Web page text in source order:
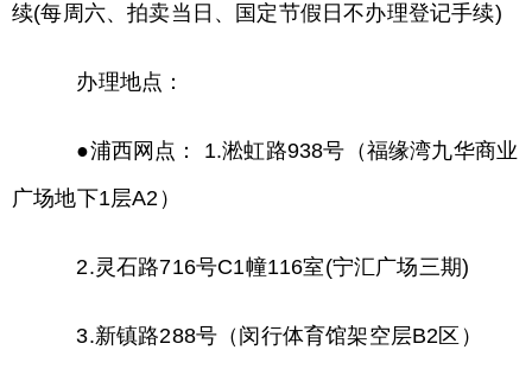
续(每周六、拍卖当日、国定节假日不办理登记手续)
办理地点：
●浦西网点： 1.淞虹路938号（福缘湾九华商业
广场地下1层A2）
2.灵石路716号C1幢116室(宁汇广场三期)
3.新镇路288号（闵行体育馆架空层B2区）